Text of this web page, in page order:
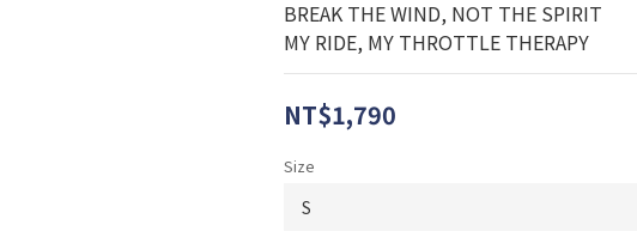
BREAK THE WIND, NOT THE SPIRIT
MY RIDE, MY THROTTLE THERAPY
NT$1,790
Size